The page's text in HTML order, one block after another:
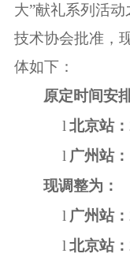
大”献礼系列活
技术协会批准，
体如下：
原定时间安
l 北京站：
l 广州站：
现调整为：
l 广州站：
l 北京站：